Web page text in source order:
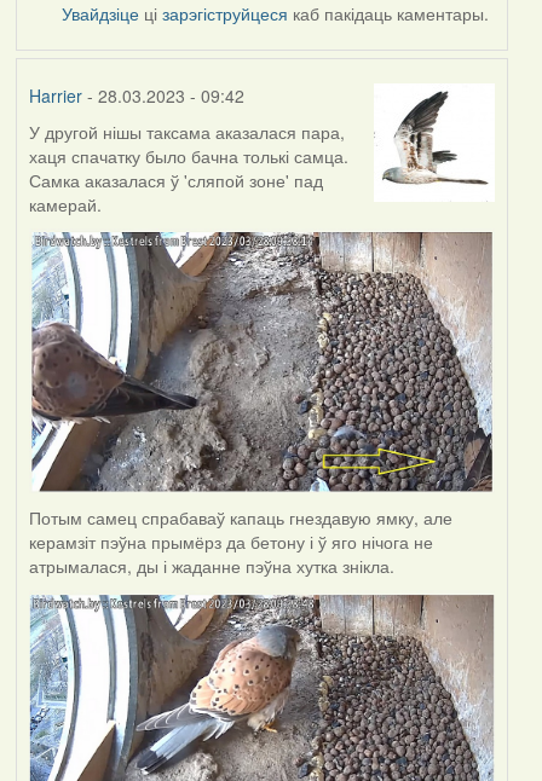
Увайдзіце цізарэгіструйцеся каб пакідаць каментары.
Harrier- 28.03.2023 - 09:42
У другой нішы таксама аказалася пара,
хаця спачатку было бачна толькі самца.
Самка аказалася ў 'сляпой зоне' пад
камерай.
Потым самец спрабаваў капаць гнездавую ямку, але
керамзіт пэўна прымёрз да бетону і ў яго нічога не
атрымалася, ды і жаданне пэўна хутка знікла.